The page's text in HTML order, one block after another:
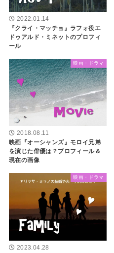
2022.01.14
『クライ・マッチョ』ラフォ役エ
ドゥアルド・ミネットのプロフィ
ール
映画・ドラマ
2018.08.11
映画『オーシャンズ』モロイ兄弟
を演じた俳優は？プロフィール＆
現在の画像
映画・ドラマ
2023.04.28